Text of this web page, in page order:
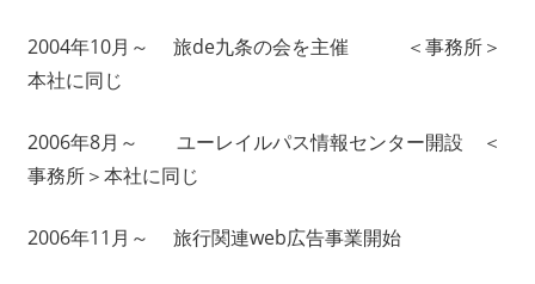
2004年10月～ 旅de九条の会を主催 ＜事務所＞
本社に同じ
2006年8月～ ユーレイルパス情報センター開設 ＜
事務所＞本社に同じ
2006年11月～ 旅行関連web広告事業開始